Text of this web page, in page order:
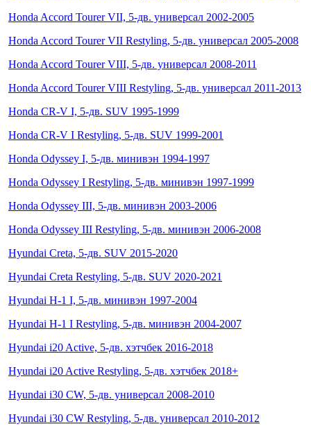
Honda Accord Tourer VII, 5-дв. универсал 2002-2005
Honda Accord Tourer VII Restyling, 5-дв. универсал 2005-2008
Honda Accord Tourer VIII, 5-дв. универсал 2008-2011
Honda Accord Tourer VIII Restyling, 5-дв. универсал 2011-2013
Honda CR-V I, 5-дв. SUV 1995-1999
Honda CR-V I Restyling, 5-дв. SUV 1999-2001
Honda Odyssey I, 5-дв. минивэн 1994-1997
Honda Odyssey I Restyling, 5-дв. минивэн 1997-1999
Honda Odyssey III, 5-дв. минивэн 2003-2006
Honda Odyssey III Restyling, 5-дв. минивэн 2006-2008
Hyundai Creta, 5-дв. SUV 2015-2020
Hyundai Creta Restyling, 5-дв. SUV 2020-2021
Hyundai H-1 I, 5-дв. минивэн 1997-2004
Hyundai H-1 I Restyling, 5-дв. минивэн 2004-2007
Hyundai i20 Active, 5-дв. хэтчбек 2016-2018
Hyundai i20 Active Restyling, 5-дв. хэтчбек 2018+
Hyundai i30 CW, 5-дв. универсал 2008-2010
Hyundai i30 CW Restyling, 5-дв. универсал 2010-2012